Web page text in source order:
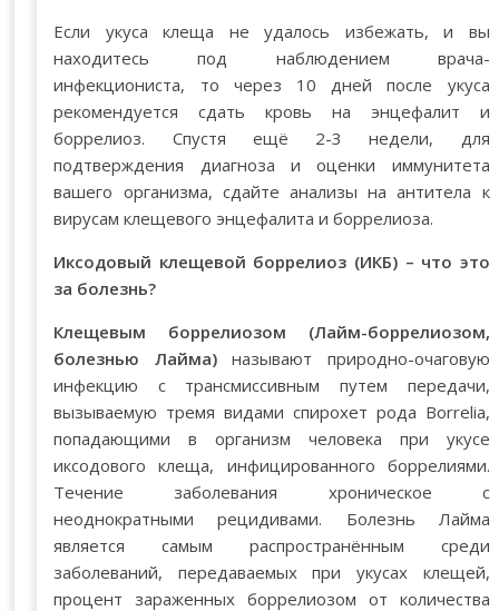
Если укуса клеща не удалось избежать, и вы
находитесь под наблюдением врача-
инфекциониста, то через 10 дней после укуса
рекомендуется сдать кровь на энцефалит и
боррелиоз. Спустя ещё 2-3 недели, для
подтверждения диагноза и оценки иммунитета
вашего организма, сдайте анализы на антитела к
вирусам клещевого энцефалита и боррелиоза.
Иксодовый клещевой боррелиоз (ИКБ) – что это
за болезнь?
Клещевым боррелиозом
(Лайм-боррелиозом,
болезнью Лайма)называют природно-очаговую
инфекцию с трансмиссивным путем передачи,
вызываемую тремя видами спирохет рода Borrelia,
попадающими в организм человека при укусе
иксодового клеща, инфицированного боррелиями.
Течение заболевания хроническое с
неоднократными рецидивами. Болезнь Лайма
является самым распространённым среди
заболеваний, передаваемых при укусах клещей,
процент зараженных боррелиозом от количества